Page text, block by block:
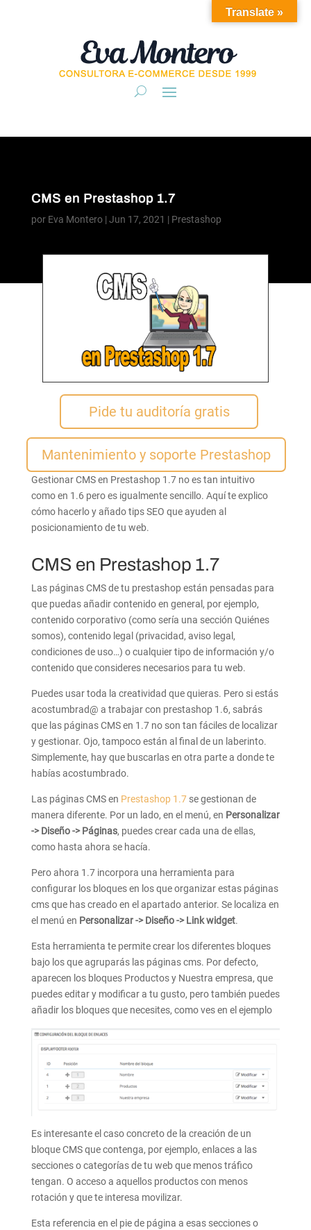
CMS en Prestashop 1.7
por Eva Montero| Jun 17, 2021 | Prestashop
Pide tu auditoría gratis
Mantenimiento y soporte Prestashop
Gestionar CMS en Prestashop 1.7 no es tan intuitivo
como en 1.6 pero es igualmente sencillo. Aquí te explico
cómo hacerlo y añado tips SEO que ayuden al
posicionamiento de tu web.
CMS en Prestashop 1.7
Las páginas CMS de tu prestashop están pensadas para
que puedas añadir contenido en general, por ejemplo,
contenido corporativo (como sería una sección Quiénes
somos), contenido legal (privacidad, aviso legal,
condiciones de uso…) o cualquier tipo de información y/o
contenido que consideres necesarios para tu web.
Puedes usar toda la creatividad que quieras. Pero si estás
acostumbrad@ a trabajar con prestashop 1.6, sabrás
que las páginas CMS en 1.7 no son tan fáciles de localizar
y gestionar. Ojo, tampoco están al final de un laberinto.
Simplemente, hay que buscarlas en otra parte a donde te
habías acostumbrado.
Las páginas CMS en Prestashop 1.7se gestionan de
manera diferente. Por un lado, en el menú, en Personalizar
-> Diseño -> Páginas, puedes crear cada una de ellas,
como hasta ahora se hacía.
Pero ahora 1.7 incorpora una herramienta para
configurar los bloques en los que organizar estas páginas
cms que has creado en el apartado anterior. Se localiza en
el menú en Personalizar -> Diseño -> Link widget.
Esta herramienta te permite crear los diferentes bloques
bajo los que agruparás las páginas cms. Por defecto,
aparecen los bloques Productos y Nuestra empresa, que
puedes editar y modificar a tu gusto, pero también puedes
añadir los bloques que necesites, como ves en el ejemplo
Es interesante el caso concreto de la creación de un
bloque CMS que contenga, por ejemplo, enlaces a las
secciones o categorías de tu web que menos tráfico
tengan. O acceso a aquellos productos con menos
rotación y que te interesa movilizar.
Esta referencia en el pie de página a esas secciones o
Translate »